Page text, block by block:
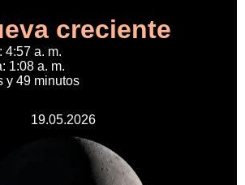
creciente
4:57 a. m.
1:08 a. m.
y 49 minutos
19.05.2026